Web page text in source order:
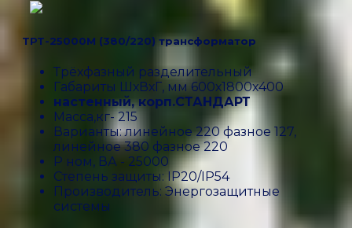
ТРТ-25000М (380/220) трансформатор
Трёхфазный разделительный
Габариты ШхВхГ, мм 600х1800х400
настенный, корп.СТАНДАРТ
Масса,кг- 215
Варианты: линейное 220 фазное 127,
линейное 380 фазное 220
P ном, ВА - 25000
Степень защиты: IP20/IP54
Производитель: Энергозащитные
системы